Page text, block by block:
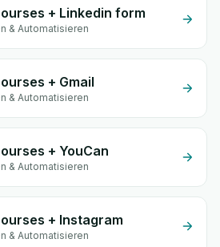
+ Linkedin form
& Automatisieren
+ Gmail
& Automatisieren
+ YouCan
& Automatisieren
+ Instagram
& Automatisieren